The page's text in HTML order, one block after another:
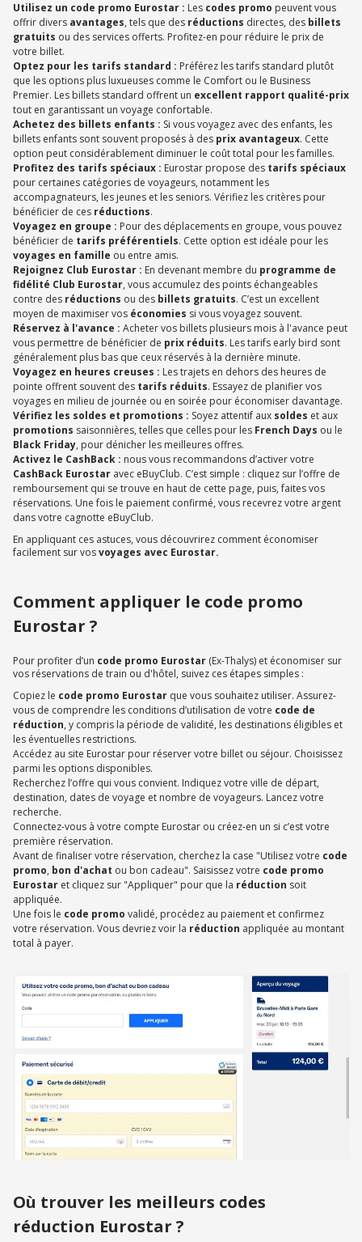
Utilisez un code promo Eurostar : Les codes promo peuvent vous
offrir divers avantages, tels que des réductions directes, des billets
gratuits ou des services offerts. Profitez-en pour réduire le prix de
votre billet.
Optez pour les tarifs standard : Préférez les tarifs standard plutôt
que les options plus luxueuses comme le Comfort ou le Business
Premier. Les billets standard offrent un excellent rapport qualité-prix
tout en garantissant un voyage confortable.
Achetez des billets enfants : Si vous voyagez avec des enfants, les
billets enfants sont souvent proposés à des prix avantageux. Cette
option peut considérablement diminuer le coût total pour les familles.
Profitez des tarifs spéciaux : Eurostar propose des tarifs spéciaux
pour certaines catégories de voyageurs, notamment les
accompagnateurs, les jeunes et les seniors. Vérifiez les critères pour
bénéficier de ces réductions.
Voyagez en groupe : Pour des déplacements en groupe, vous pouvez
bénéficier de tarifs préférentiels. Cette option est idéale pour les
voyages en famille ou entre amis.
Rejoignez Club Eurostar : En devenant membre du programme de
fidélité Club Eurostar, vous accumulez des points échangeables
contre des réductions ou des billets gratuits. C’est un excellent
moyen de maximiser vos économies si vous voyagez souvent.
Réservez à l'avance : Acheter vos billets plusieurs mois à l'avance peut
vous permettre de bénéficier de prix réduits. Les tarifs early bird sont
généralement plus bas que ceux réservés à la dernière minute.
Voyagez en heures creuses : Les trajets en dehors des heures de
pointe offrent souvent des tarifs réduits. Essayez de planifier vos
voyages en milieu de journée ou en soirée pour économiser davantage.
Vérifiez les soldes et promotions : Soyez attentif aux soldes et aux
promotions saisonnières, telles que celles pour les French Days ou le
Black Friday, pour dénicher les meilleures offres.
Activez le CashBack : nous vous recommandons d’activer votre
CashBack Eurostar avec eBuyClub. C’est simple : cliquez sur l’offre de
remboursement qui se trouve en haut de cette page, puis, faites vos
réservations. Une fois le paiement confirmé, vous recevrez votre argent
dans votre cagnotte eBuyClub.
En appliquant ces astuces, vous découvrirez comment économiser
facilement sur vosvoyages avec Eurostar.
Comment appliquer le code promo
Eurostar ?
Pour profiter d’un code promo Eurostar (Ex-Thalys) et économiser sur
vos réservations de train ou d'hôtel, suivez ces étapes simples :
Copiez le code promo Eurostar que vous souhaitez utiliser. Assurez-
vous de comprendre les conditions d’utilisation de votre code de
réduction, y compris la période de validité, les destinations éligibles et
les éventuelles restrictions.
Accédez au site Eurostar pour réserver votre billet ou séjour. Choisissez
parmi les options disponibles.
Recherchez l’offre qui vous convient. Indiquez votre ville de départ,
destination, dates de voyage et nombre de voyageurs. Lancez votre
recherche.
Connectez-vous à votre compte Eurostar ou créez-en un si c’est votre
première réservation.
Avant de finaliser votre réservation, cherchez la case "Utilisez votre code
promo, bon d'achat ou bon cadeau". Saisissez votre code promo
Eurostar et cliquez sur "Appliquer" pour que la réduction soit
appliquée.
Une fois le code promo validé, procédez au paiement et confirmez
votre réservation. Vous devriez voir la réduction appliquée au montant
total à payer.
Où trouver les meilleurs codes
réduction Eurostar ?